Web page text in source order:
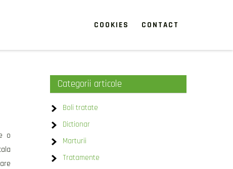
COOKIES CONTACT
o
Categorii articole
Boli tratate
Dictionar
Marturii
Tratamente